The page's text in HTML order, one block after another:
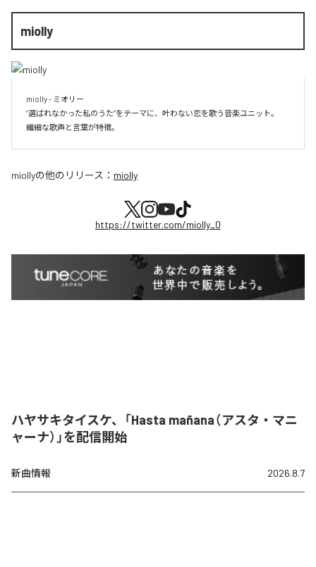
miolly
miolly - ミオリー
”選ばれなかった私のうた”をテーマに、叶わない恋を歌う音楽ユニット。
miollyの他のリリース： miolly
https://twitter.com/miolly_0
ハヤサキタイスケ、「Hasta mañana（アスタ・マニ
ャーナ）」を配信開始
新曲情報 2026.8.7